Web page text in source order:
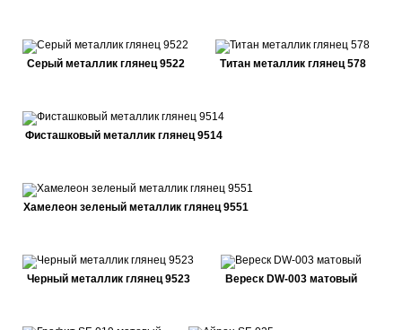
Серый металлик глянец 9522 Титан металлик глянец 578
Фисташковый металлик глянец 9514
Хамелеон зеленый металлик глянец 9551
Черный металлик глянец 9523 Вереск DW-003 матовый